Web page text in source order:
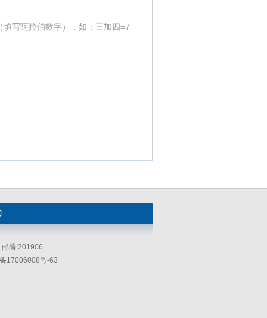
填写阿拉伯数字），如：三加四=7
编:201906
17006008号-63